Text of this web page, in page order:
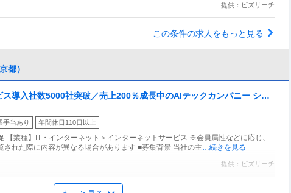
提供：ビズリーチ
この条件の求人をもっと見る
都）
ス導入社数5000社突破／売上200％成長中のAIテックカンパニー ️シリ
手当あり 年間休日110日以上
【業種】IT・インターネット＞インターネットサービス ※会員属性などに応じ、
された際に内容が異なる場合があります ■募集背景 当社の主…続きを見る
提供：ビズリーチ